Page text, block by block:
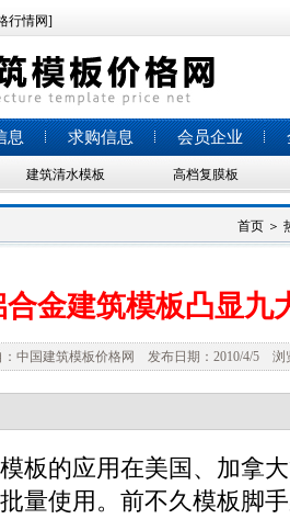
行情网]
息 求购信息 会员企业
建筑清水模板 高档复膜板
首页 ＞
合金建筑模板凸显九
：中国建筑模板价格网 发布日期：2010/4/5 浏
的应用在美国、加拿大
量使用。前不久模板脚